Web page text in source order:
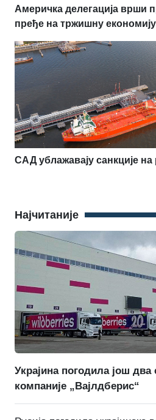
Америчка делегација врши
пређе на тржишну
САД ублажавају санкције
Најчитаније
Украјина погодила још
компаније „Вајлдберис“